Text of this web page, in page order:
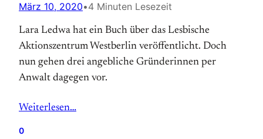
März 10, 2020•4 Minuten Lesezeit
Lara Ledwa hat ein Buch über das Lesbische
Aktionszentrum Westberlin veröffentlicht. Doch
nun gehen drei angebliche Gründerinnen per
Anwalt dagegen vor.
Weiterlesen…
0